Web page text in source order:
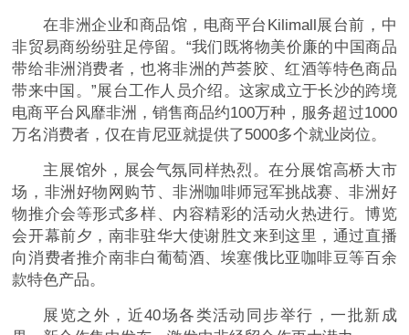
在非洲企业和商品馆，电商平台Kilimall展台前，中
非贸易商纷纷驻足停留。“我们既将物美价廉的中国商品
带给非洲消费者，也将非洲的芦荟胶、红酒等特色商品
带来中国。”展台工作人员介绍。这家成立于长沙的跨境
电商平台风靡非洲，销售商品约100万种，服务超过1000
万名消费者，仅在肯尼亚就提供了5000多个就业岗位。
主展馆外，展会气氛同样热烈。在分展馆高桥大市
场，非洲好物网购节、非洲咖啡师冠军挑战赛、非洲好
物推介会等形式多样、内容精彩的活动火热进行。博览
会开幕前夕，南非驻华大使谢胜文来到这里，通过直播
向消费者推介南非白葡萄酒、埃塞俄比亚咖啡豆等百余
款特色产品。
展览之外，近40场各类活动同步举行，一批新成